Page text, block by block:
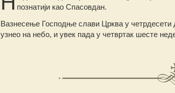
познатији као Спасовдан.
Вазнесење Господње слави Црква у
узнео на небо, и увек пада у четвртак шесте